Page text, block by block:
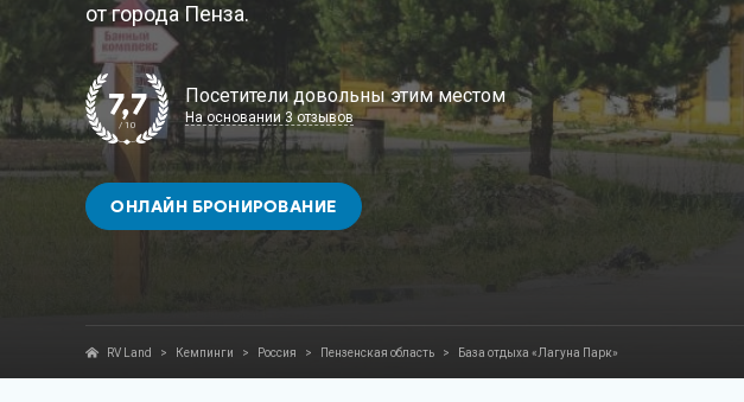
от города Пенза.
7,7
/ 10
Посетители довольны этим местом
На основании 3 отзывов
ОНЛАЙН БРОНИРОВАНИЕ
RV Land > Кемпинги > Россия > Пензенская область > База отдыха «Лагуна Парк»